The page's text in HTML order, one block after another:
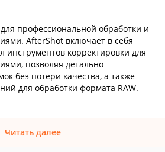
профессиональной обработки и
AfterShot включает в себя
корректировки для
позволяя детально
без потери качества, а также
для обработки формата RAW.
Читать далее